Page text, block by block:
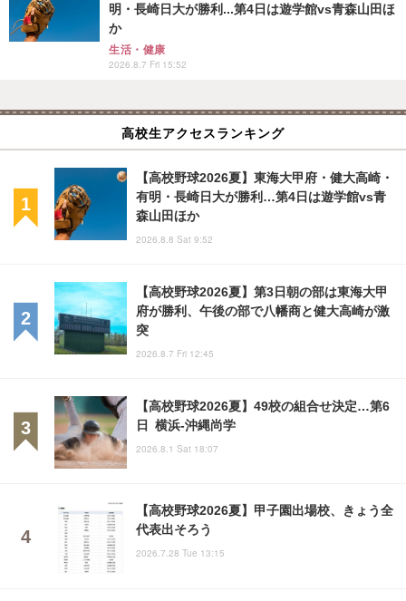
明・長崎日大が勝利...第4日は遊学館vs青森山田ほ
か
生活・健康
2026.8.7 Fri 15:52
高校生アクセスランキング
【高校野球2026夏】東海大甲府・健大高崎・
有明・長崎日大が勝利…第4日は遊学館vs青
森山田ほか
2026.8.8 Sat 9:52
【高校野球2026夏】第3日朝の部は東海大甲
府が勝利、午後の部で八幡商と健大高崎が激
突
2026.8.7 Fri 12:45
【高校野球2026夏】49校の組合せ決定…第6
日 横浜-沖縄尚学
2026.8.1 Sat 18:07
【高校野球2026夏】甲子園出場校、きょう全
代表出そろう
2026.7.28 Tue 13:15